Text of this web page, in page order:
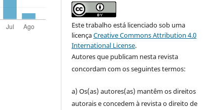
Este trabalho está licenciado sob uma
licençaCreative Commons Attribution 4.0
International License.
Autores que publicam nesta revista
concordam com os seguintes termos:
a) Os(as) autores(as) mantêm os direitos
autorais e concedem à revista o direito de